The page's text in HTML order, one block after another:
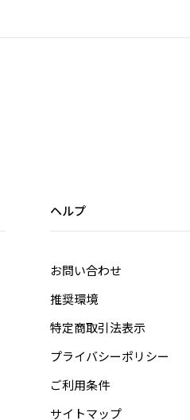
ヘルプ
お問い合わせ
推奨環境
特定商取引法表示
プライバシーポリシー
ご利用条件
サイトマップ